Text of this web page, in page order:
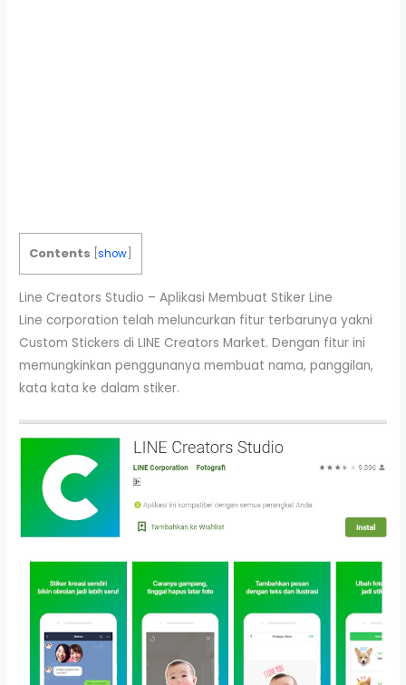
Contents [show
Line Creators Studio – Aplikasi Membuat Stiker Line
Line corporation telah meluncurkan fitur terbarunya yakni
Custom Stickers di LINE Creators Market. Dengan fitur ini
memungkinkan penggunanya membuat nama, panggilan,
kata kata ke dalam stiker.